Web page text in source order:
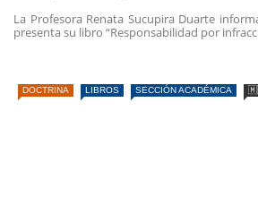
La Profesora Renata Sucupira Duarte
presenta su libro “Responsabilidad por
DOCTRINA LIBROS SECCIÓN ACADÉMICA